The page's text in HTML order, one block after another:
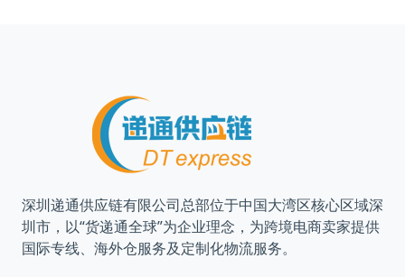
深圳递通供应链有限公司总部位于中国大湾区核心区域深
圳市，以“货递通全球”为企业理念，为跨境电商卖家提供
国际专线、海外仓服务及定制化物流服务。